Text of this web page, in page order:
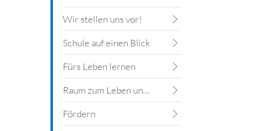
Wir stellen uns vor!
Schule auf einen Blick
Fürs Leben lernen
Raum zum Leben und Lernen
Fördern